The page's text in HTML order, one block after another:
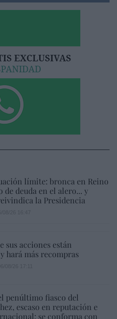
límite: bronca en Reino
de deuda en el alero... y
la Presidencia
sus acciones están
hará más recompras
penúltimo fiasco del
escaso en reputación e
se conforma con